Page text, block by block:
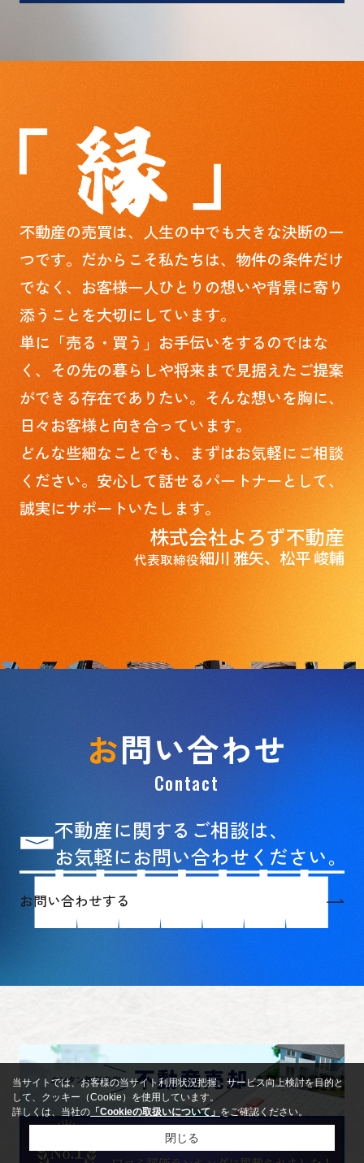
【成約御礼】マンション
札幌市中央区南11条西1丁目 マンション
札幌市内・市外近郊の不動産売却は『よろず不動
産』へ！
郵便ポストを覗くとよく入っている、「〇〇
が高く売れるかも！」と期待してしまいます
が、業界内では「真っ赤な嘘（おとり広
告）」であることが周知の事実となっていま
す。なぜ、そんな嘘のチラシが大量に配られ
ているのでしょうか？不動産会社が隠してい
る本当の目的と、騙されないための対策をプ
ロが暴露します。なぜ「お客様がいます」は
99％嘘なのか？理由はシンプルで、買い手向
けの広告と違い、「売り手（物件を募集す
る）向けの広告」には厳しい法律の規制がな
いからです。そのため、実際には存在しない
架空の...
2026.06.19
【売却コラム】売却に期間をかけすぎると危険！？
不動産売却において、売り出し期間が長引く
（およそ6ヶ月以上）ことは、売却価格の下
落や維持費の負担増を招くため注意が必要で
す。「時間をかければ高く売れる」というこ
ともあり得ますが、実際には長引くほど不利
になります。その明確な理由と、長期化を防
ぐ対策を解説します。1. 期間をかけすぎると
「危険な理由」・「売れ残り感」が出て買い
手から敬遠されるポータルサイトに何ヶ月も
掲載され続けると、買い手や不動産会社から
「問題がある物件では？」と怪しまれま
す。・値引き交渉（指値）を拒否できなくな
る長く売れない焦りを見透かされ、買い手か
ら強気の大幅な値下げ要求を受けやすくなり
ます。・物件の市場価値（経年劣化）が下
居住中物件を狙うならココが鉄則！「専任媒介」の不動産会社に直接問い合わせるべき4つの理由
の取引のプロセスのスムーズさや、購入条件
の有利さが大きく変わることをご存知でしょ
接問い合わせるのがベストです。その明確な
4つの理由を解説します。1. 内覧のスケジュ
ール調整が圧倒的にスムーズ居住中物件の購
入において、最初のハードルとなるのが「内
転勤、実家への引越し、同居、あるいはシニ
ア向け施設への入居など、さまざまなライフ
ステージの変化で「いま住んでいる家をどう
するか」という問題に直面することがありま
す。その際、「売るか、それとも人に貸して
家賃収入を得るか」で悩む方は非常に多いで
す。一見すると、毎月お金が入ってくる賃貸
リスクと、売却を選ぶべき明確な理由を分か
りやすく解説します。理由1：最大の節税メ
リ...
2026.06.02
【住み替え】実はメリットだらけ！「売り先行」がおすすめな理由と仮住まいを無くす工夫
「今の家を先に売るべきか、それとも新しい
家を先に買うべきか……」住み替えを検討す
るとき、誰もが最初にぶつかるのがこのスケ
ジュール論です。結論から言うと、資金トラ
ブルを防ぎ、今の家を最高値で売りたいので
不動産の売買は、人生の中でも大きな決断の一
つです。だからこそ私たちは、物件の条件だけ
でなく、お客様一人ひとりの想いや背景に寄り
添うことを大切にしています。
単に「売る・買う」お手伝いをするのではな
く、その先の暮らしや将来まで見据えたご提案
ができる存在でありたい。そんな想いを胸に、
日々お客様と向き合っています。
どんな些細なことでも、まずはお気軽にご相談
ください。安心して話せるパートナーとして、
誠実にサポートいたします。
株式会社よろず不動産
代表取締役細川 雅矢、松平 峻輔
お問い合わせ
Contact
不動産に関するご相談は、
お気軽にお問い合わせください。
お問い合わせする
当サイトでは、お客様の当サイト利用状況把握、サービス向上検討を目的と
して、クッキー（Cookie）を使用しています。
詳しくは、当社の 「Cookieの取扱いについて」 をご確認ください。
閉じる